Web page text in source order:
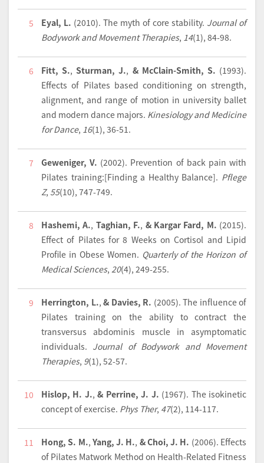
5 Eyal, L. (2010). The myth of core stability. Journal of
Bodywork and Movement Therapies, 14(1), 84-98.
6 Fitt, S.,Sturman, J., & McClain-Smith, S. (1993).
Effects of Pilates based conditioning on strength,
alignment, and range of motion in university ballet
and modern dance majors. Kinesiology and Medicine
for Dance, 16(1), 36-51.
7 Geweniger, V. (2002). Prevention of back pain with
Pilates training:[Finding a Healthy Balance]. Pflege
Z, 55(10), 747-749.
8 Hashemi, A., Taghian, F., & Kargar Fard, M. (2015).
Effect of Pilates for 8 Weeks on Cortisol and Lipid
Profile in Obese Women. Quarterly of the Horizon of
Medical Sciences, 20(4), 249-255.
9 Herrington, L., & Davies, R. (2005). The influence of
Pilates training on the ability to contract the
transversus abdominis muscle in asymptomatic
individuals. Journal of Bodywork and Movement
Therapies, 9(1), 52-57.
10 Hislop, H. J.,& Perrine, J. J. (1967). The isokinetic
concept of exercise. Phys Ther, 47(2), 114-117.
11 Hong, S. M., Yang, J. H., & Choi, J. H. (2006). Effects
of Pilates Matwork Method on Health-Related Fitness